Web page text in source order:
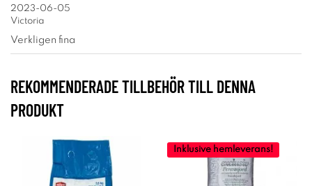
2023-06-05
Victoria
Verkligen fina
REKOMMENDERADE TILLBEHÖR TILL DENNA
PRODUKT
Inklusive hemleverans!